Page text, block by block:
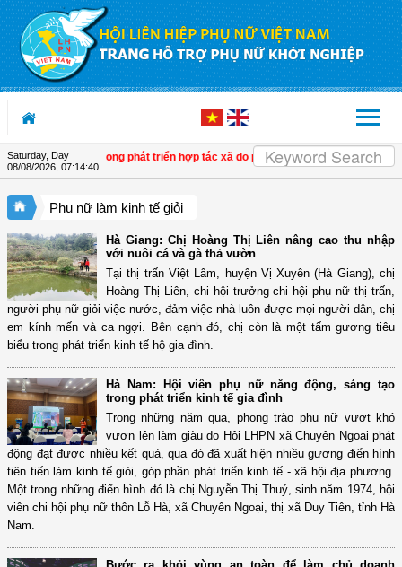
Skip to Content
Saturday, Day
08/08/2026 07:14:41
biến tích cực trong phát triển hợp tác xã do phụ nữ tham gia quản lý | Tây
Phụ nữ làm kinh tế giỏi
Hà Giang: Chị Hoàng Thị Liên nâng cao thu nhập
với nuôi cá và gà thả vườn
Tại thị trấn Việt Lâm, huyện Vị Xuyên (Hà Giang), chị
Hoàng Thị Liên, chi hội trưởng chi hội phụ nữ thị trấn,
người phụ nữ giỏi việc nước, đảm việc nhà luôn được mọi người dân, chị
em kính mến và ca ngợi. Bên cạnh đó, chị còn là một tấm gương tiêu
biểu trong phát triển kinh tế hộ gia đình.
Hà Nam: Hội viên phụ nữ năng động, sáng tạo
trong phát triển kinh tế gia đình
Trong những năm qua, phong trào phụ nữ vượt khó
vươn lên làm giàu do Hội LHPN xã Chuyên Ngoại phát
động đạt được nhiều kết quả, qua đó đã xuất hiện nhiều gương điển hình
tiên tiến làm kinh tế giỏi, góp phần phát triển kinh tế - xã hội địa phương.
Một trong những điển hình đó là chị Nguyễn Thị Thuý, sinh năm 1974, hội
viên chi hội phụ nữ thôn Lỗ Hà, xã Chuyên Ngoại, thị xã Duy Tiên, tỉnh Hà
Nam.